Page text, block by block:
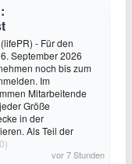
- Für den
September 2026
noch bis zum
Im
Mitarbeitende
Größe
in der
Als Teil der
vor 7 Stunden